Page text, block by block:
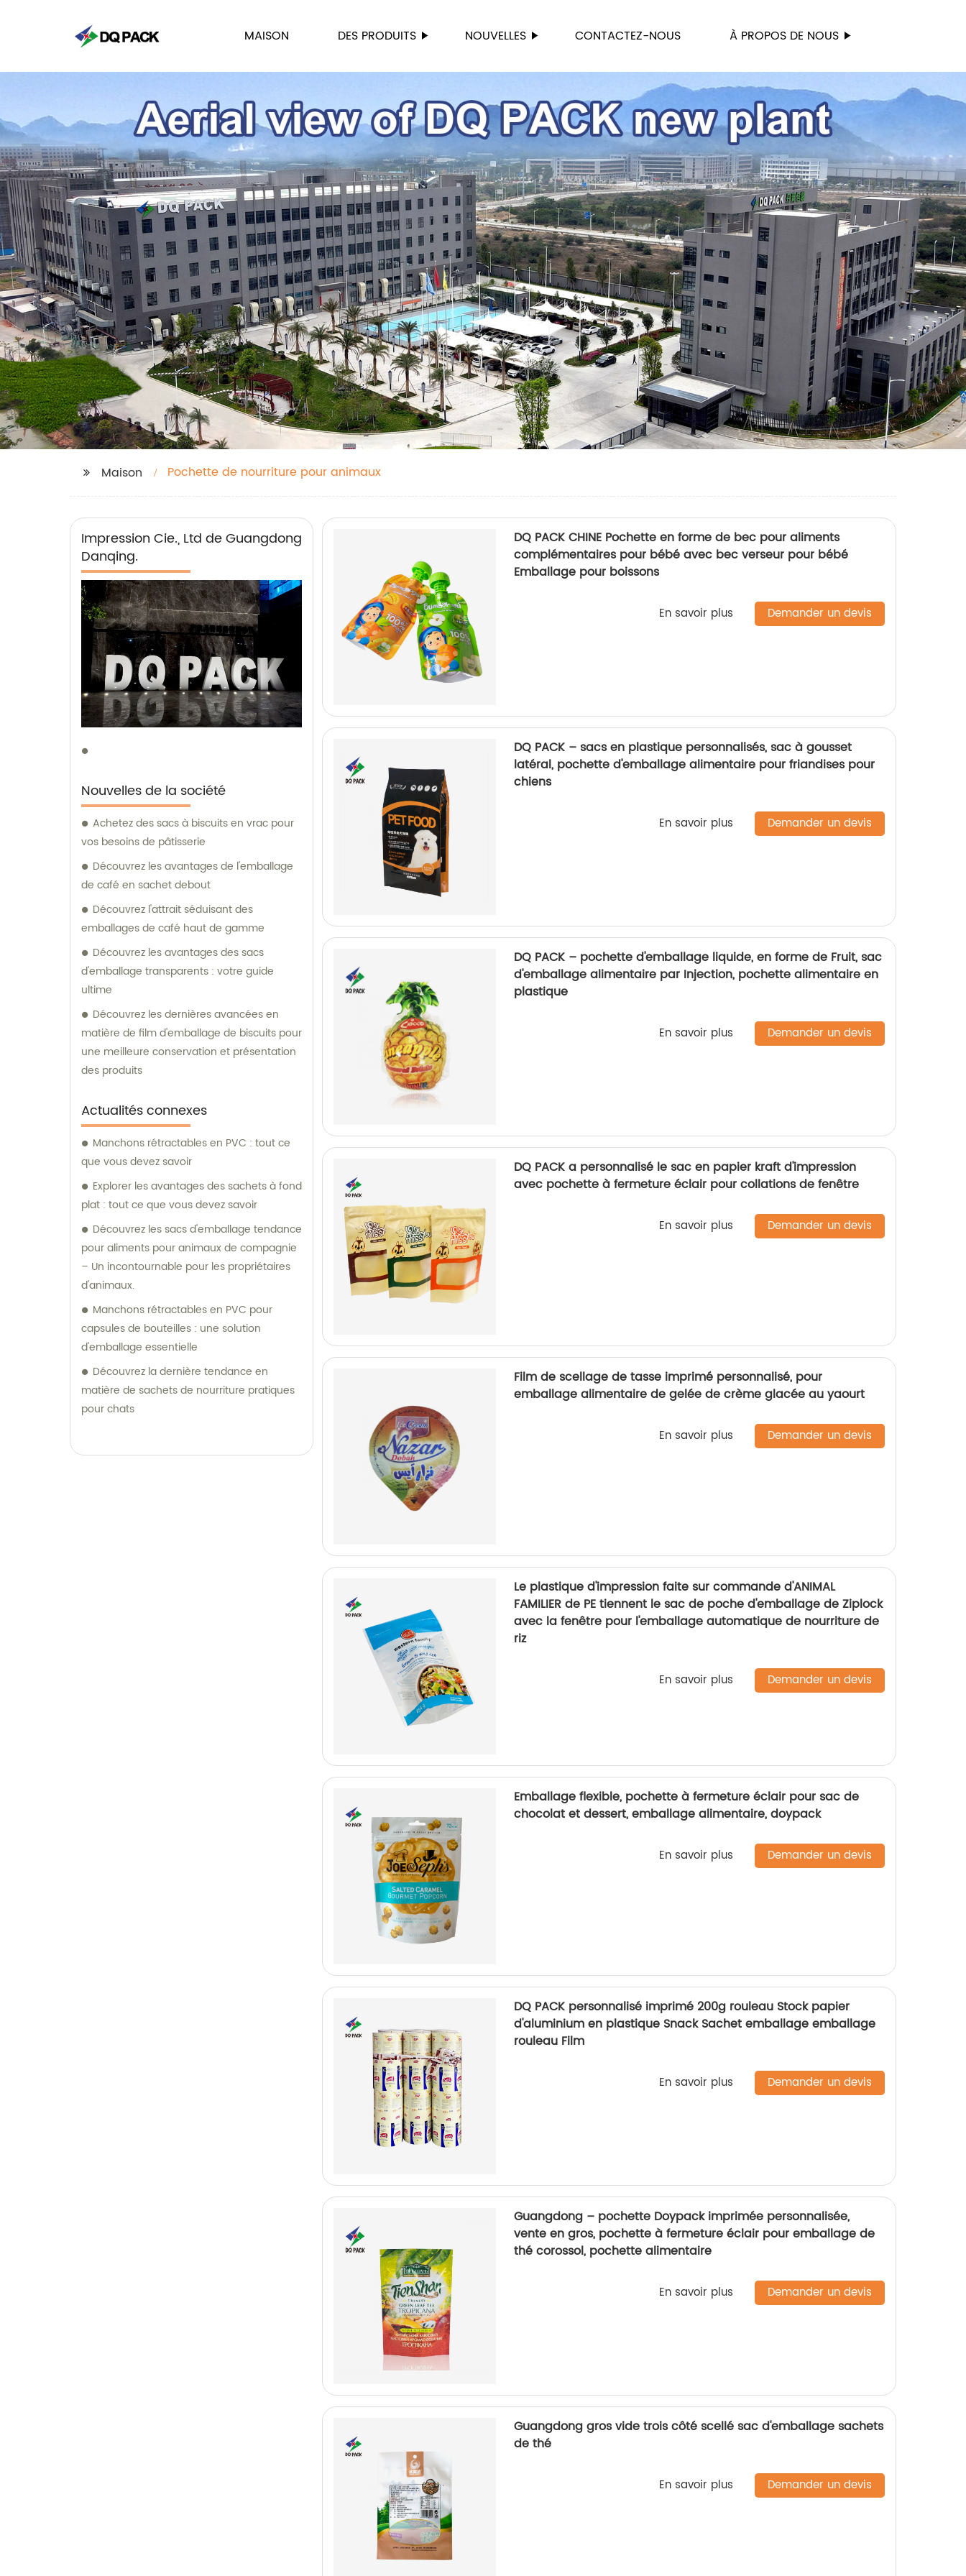
MAISON DES PRODUITS NOUVELLES CONTACTEZ-NOUS À PROPOS DE NOUS
Maison Pochette de nourriture pour animaux
Impression Cie., Ltd de Guangdong
Danqing.
Nouvelles de la société
Achetez des sacs à biscuits en vrac pour
vos besoins de pâtisserie
Découvrez les avantages de l'emballage
de café en sachet debout
Découvrez l'attrait séduisant des
emballages de café haut de gamme
Découvrez les avantages des sacs
d'emballage transparents : votre guide
ultime
Découvrez les dernières avancées en
matière de film d'emballage de biscuits pour
une meilleure conservation et présentation
des produits
Actualités connexes
Manchons rétractables en PVC : tout ce
que vous devez savoir
Explorer les avantages des sachets à fond
plat : tout ce que vous devez savoir
Découvrez les sacs d'emballage tendance
pour aliments pour animaux de compagnie
– Un incontournable pour les propriétaires
d'animaux.
Manchons rétractables en PVC pour
capsules de bouteilles : une solution
d'emballage essentielle
Découvrez la dernière tendance en
matière de sachets de nourriture pratiques
pour chats
DQ PACK CHINE Pochette en forme de bec pour aliments
complémentaires pour bébé avec bec verseur pour bébé
Emballage pour boissons
En savoir plus Demander un devis
DQ PACK – sacs en plastique personnalisés, sac à gousset
latéral, pochette d'emballage alimentaire pour friandises pour
chiens
En savoir plus Demander un devis
DQ PACK – pochette d'emballage liquide, en forme de Fruit, sac
d'emballage alimentaire par Injection, pochette alimentaire en
plastique
En savoir plus Demander un devis
DQ PACK a personnalisé le sac en papier kraft d'impression
avec pochette à fermeture éclair pour collations de fenêtre
En savoir plus Demander un devis
Film de scellage de tasse imprimé personnalisé, pour
emballage alimentaire de gelée de crème glacée au yaourt
En savoir plus Demander un devis
Le plastique d'impression faite sur commande d'ANIMAL
FAMILIER de PE tiennent le sac de poche d'emballage de Ziplock
avec la fenêtre pour l'emballage automatique de nourriture de
riz
En savoir plus Demander un devis
Emballage flexible, pochette à fermeture éclair pour sac de
chocolat et dessert, emballage alimentaire, doypack
En savoir plus Demander un devis
DQ PACK personnalisé imprimé 200g rouleau Stock papier
d'aluminium en plastique Snack Sachet emballage emballage
rouleau Film
En savoir plus Demander un devis
Guangdong – pochette Doypack imprimée personnalisée,
vente en gros, pochette à fermeture éclair pour emballage de
thé corossol, pochette alimentaire
En savoir plus Demander un devis
Guangdong gros vide trois côté scellé sac d'emballage sachets
de thé
En savoir plus Demander un devis